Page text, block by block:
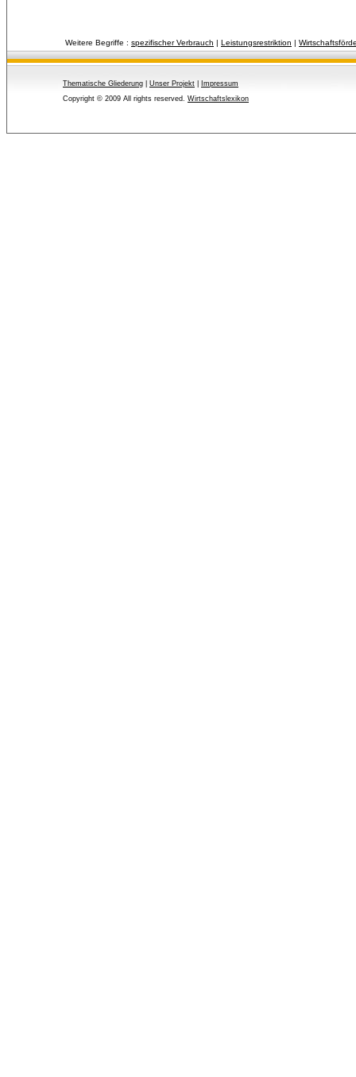
Weitere Begriffe : spezifischer Verbrauch | Leistungsrestriktion |
Thematische Gliederung Unser Projekt
Impressum
Copyright © 2009 All rights reserved. Wirtschaftslexikon